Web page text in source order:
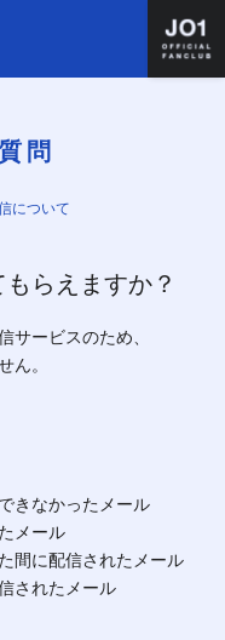
問
について
らえますか？
サービスのため、
ん。
きなかったメール
メール
間に配信されたメール
されたメール